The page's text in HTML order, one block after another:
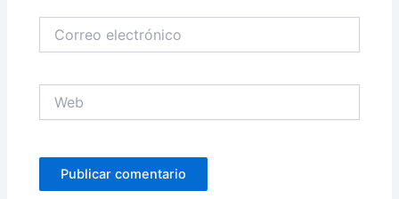
electrónico